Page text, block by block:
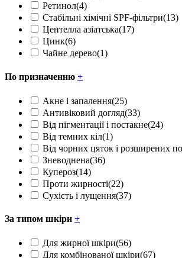
Ретинол(4)
Стабільні хімічні SPF-фільтри(13)
Центелла азіатська(17)
Цинк(6)
Чайне дерево(1)
По призначенню +
Акне і запалення(25)
Антивіковий догляд(33)
Від пігментації і постакне(24)
Від темних кіл(1)
Від чорних цяток і розширених
Зневоднена(36)
Купероз(14)
Проти жирності(22)
Сухість і лущення(37)
За типом шкіри +
Для жирної шкіри(56)
Для комбінованої шкіри(67)